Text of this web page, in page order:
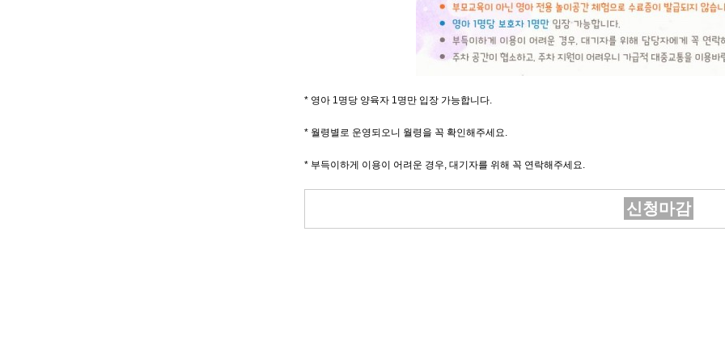
* 영아 1명당 양육자 1명만 입장 가능합니다.
* 월령별로 운영되오니 월령을 꼭 확인해주세요.
* 부득이하게 이용이 어려운 경우, 대기자를 위해 꼭 연락해주세요.
신청마감